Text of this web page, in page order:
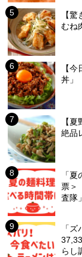
【
むね
【
丼」
【
絶品
「
票＞
査隊
「
らし